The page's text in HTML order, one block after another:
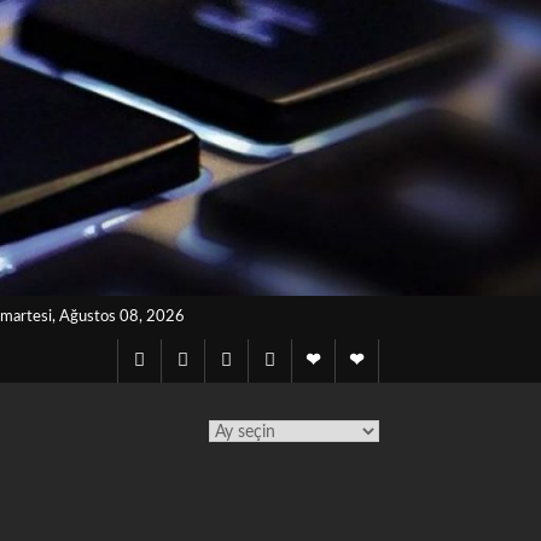
Ağustos 08, 2026
Twitter InstagramFacebookLınkedınNotesTelegram
TÜM